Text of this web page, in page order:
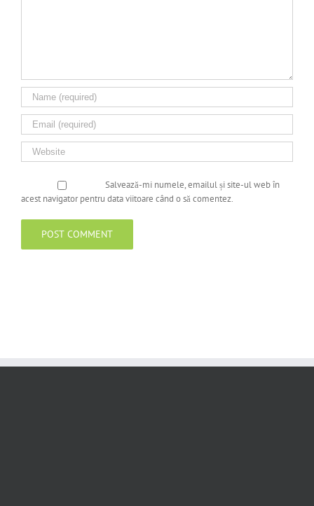
Salvează-mi numele, emailul și site-ul web în
acest navigator pentru data viitoare când o să comentez.